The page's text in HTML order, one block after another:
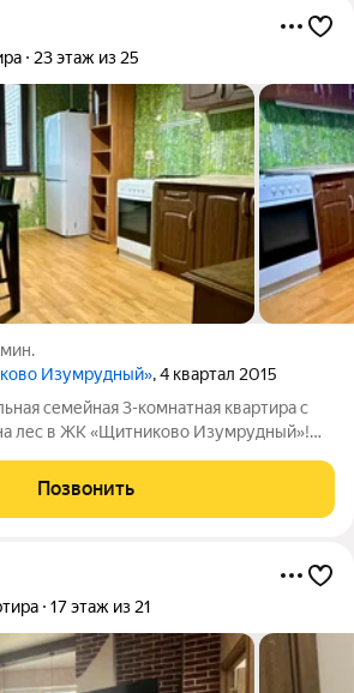
23 этаж из 25
Изумрудный», 4 квартал 2015
семейная 3-комнатная квартира с
лес в ЖК «Щитниково Изумрудный»!
будут открываться потрясающие виды?
на 23-м
Позвонить
17 этаж из 21